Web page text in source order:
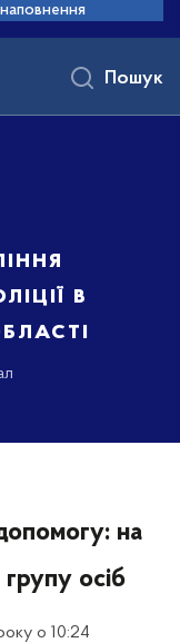
в
Пошук
на
осіб
о 10:24